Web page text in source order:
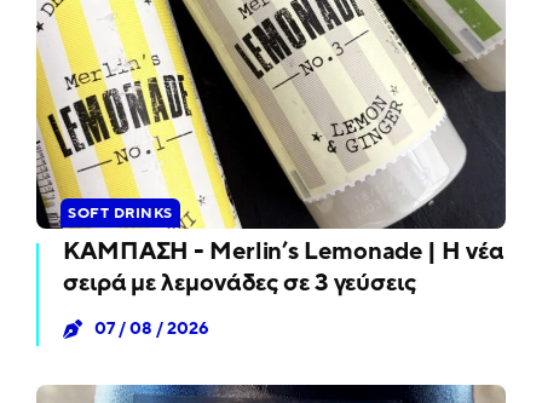
SOFT DRINKS
ΚΑΜΠΑΣΗ - Merlin’s Lemonade | Η νέα
σειρά με λεμονάδες σε 3 γεύσεις
07 / 08 / 2026